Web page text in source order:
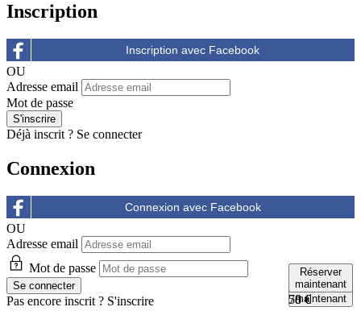
Réserver
maintenant
Réserver
maintenant
58 €
Réserver
maintenant
70 €
Inscription
OU
Adresse email
Mot de passe
Déjà inscrit ? Se connecter
Connexion
OU
Adresse email
Mot de passe
Pas encore inscrit ? S'inscrire